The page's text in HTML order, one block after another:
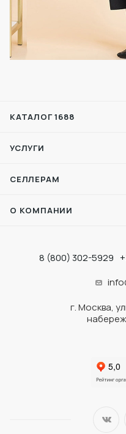
КАТАЛОГ 1688
УСЛУГИ
СЕЛЛЕРАМ
О КОМПАНИИ
8 (800) 302-5929
г. Москва,